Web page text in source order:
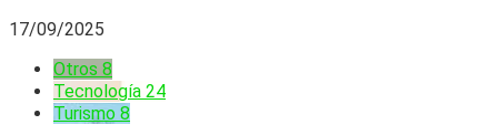
17/09/2025
Otros 8
Tecnología 24
Turismo 8